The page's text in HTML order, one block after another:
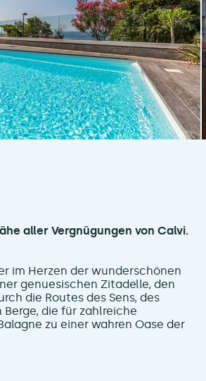
aller Vergnügungen von Calvi.
im Herzen der wunderschönen
genuesischen Zitadelle, den
die Routes des Sens, des
die für zahlreiche
zu einer wahren Oase der